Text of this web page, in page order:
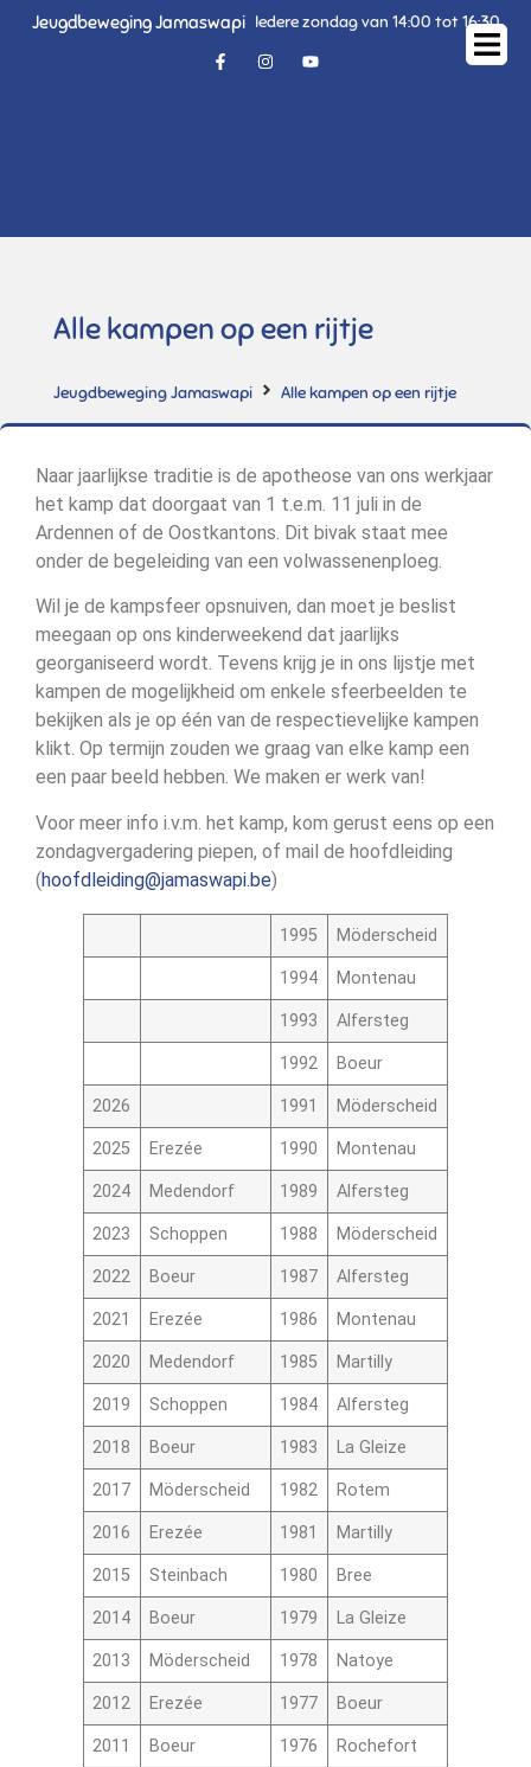
Jeugdbeweging Jamaswapi Iedere zondag van 14:00 tot 16:30
Alle kampen op een rijtje
Jeugdbeweging Jamaswapi Alle kampen op een rijtje
Naar jaarlijkse traditie is de apotheose van ons werkjaar
het kamp dat doorgaat van 1 t.e.m. 11 juli in de
Ardennen of de Oostkantons. Dit bivak staat mee
onder de begeleiding van een volwassenenploeg.
Wil je de kampsfeer opsnuiven, dan moet je beslist
meegaan op ons kinderweekend dat jaarlijks
georganiseerd wordt. Tevens krijg je in ons lijstje met
kampen de mogelijkheid om enkele sfeerbeelden te
bekijken als je op één van de respectievelijke kampen
klikt. Op termijn zouden we graag van elke kamp een
een paar beeld hebben. We maken er werk van!
Voor meer info i.v.m. het kamp, kom gerust eens op een
zondagvergadering piepen, of mail de hoofdleiding
(hoofdleiding@jamaswapi.be)
1995 Möderscheid
1994 Montenau
1993 Alfersteg
1992 Boeur
2026 1991 Möderscheid
2025 Erezée 1990 Montenau
2024 Medendorf 1989 Alfersteg
2023 Schoppen 1988 Möderscheid
2022 Boeur 1987 Alfersteg
2021 Erezée 1986 Montenau
2020 Medendorf 1985 Martilly
2019 Schoppen 1984 Alfersteg
2018 Boeur 1983 La Gleize
2017 Möderscheid 1982 Rotem
2016 Erezée 1981 Martilly
2015 Steinbach 1980 Bree
2014 Boeur 1979 La Gleize
2013 Möderscheid 1978 Natoye
2012 Erezée 1977 Boeur
2011 Boeur 1976 Rochefort